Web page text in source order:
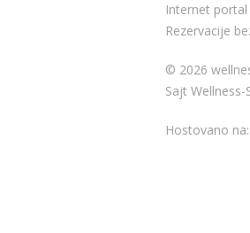
Internet portal
Rezervacije
© 2026
Sajt
Hostovano na: